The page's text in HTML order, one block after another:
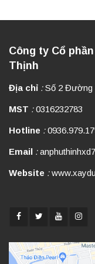
Công ty Cổ
Thịnh
Địa chỉ :Số 2 Đường
MST :0316232783
Hotline :
Email :
Website :